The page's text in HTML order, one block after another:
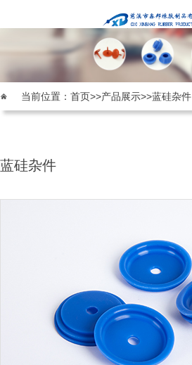
当前位置： 首页>>产品展示>>蓝硅杂件
蓝硅杂件